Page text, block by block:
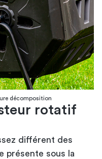
décomposition
rotatif
différent des
présente sous la